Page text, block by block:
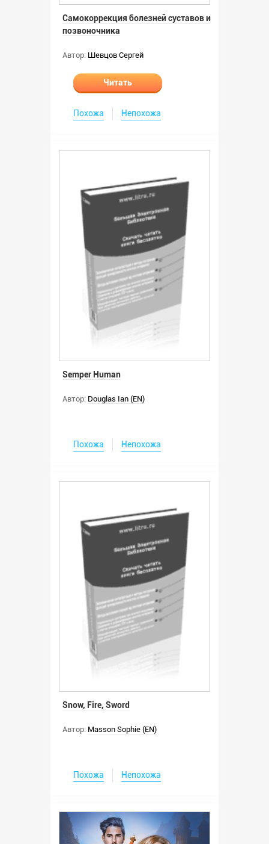
Самокоррекция болезней суставов и
позвоночника
Автор: Шевцов Сергей
Читать
Похожа Непохожа
Semper Human
Автор: Douglas Ian (EN)
Похожа Непохожа
Snow, Fire, Sword
Автор: Masson Sophie (EN)
Похожа Непохожа